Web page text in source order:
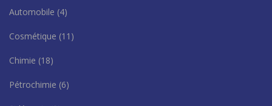
Automobile (4)
Cosmétique (11)
Chimie (18)
Pétrochimie (6)